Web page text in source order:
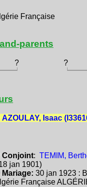
Française
parents
? ?
AZOULAY, Isaac
Conjoint: TEMIM,
jan 1901)
Mariage: 30 jan 1923 :
Française